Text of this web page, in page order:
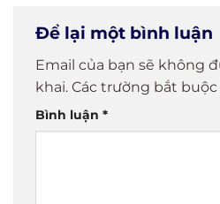
Để lại một bình luận
Email của bạn sẽ không
khai. Các trường bắt
Bình luận *